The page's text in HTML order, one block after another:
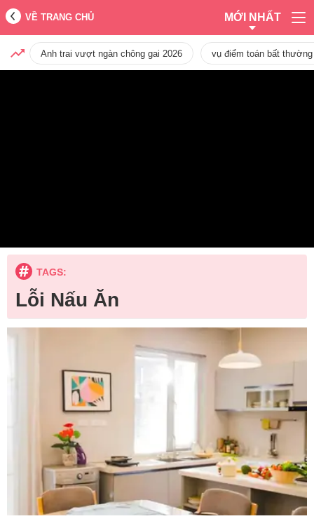
VỀ TRANG CHỦ MỚI NHẤT
Anh trai vượt ngàn chông gai 2026 vụ điểm toán bất
TAGS:
Lỗi Nấu Ăn